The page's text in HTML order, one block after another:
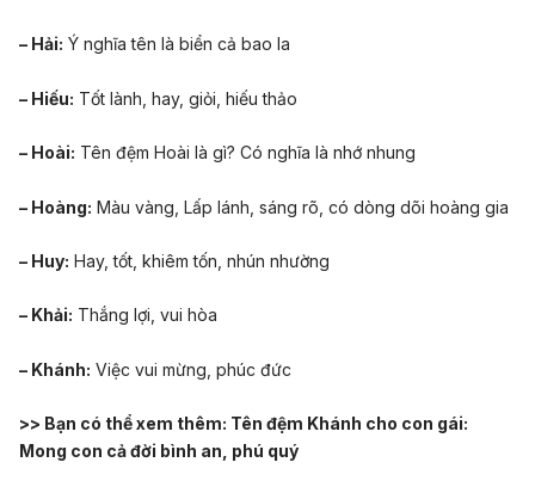
– Hải: Ý nghĩa tên là biển cả bao la
– Hiếu: Tốt lành, hay, giỏi, hiếu thảo
– Hoài: Tên đệm Hoài là gì? Có nghĩa là nhớ nhung
– Hoàng: Màu vàng, Lấp lánh, sáng rõ, có dòng dõi hoàng gia
– Huy: Hay, tốt, khiêm tốn, nhún nhường
– Khải: Thắng lợi, vui hòa
– Khánh: Việc vui mừng, phúc đức
>> Bạn có thể xem thêm: Tên đệm Khánh cho con gái:
Mong con cả đời bình an, phú quý